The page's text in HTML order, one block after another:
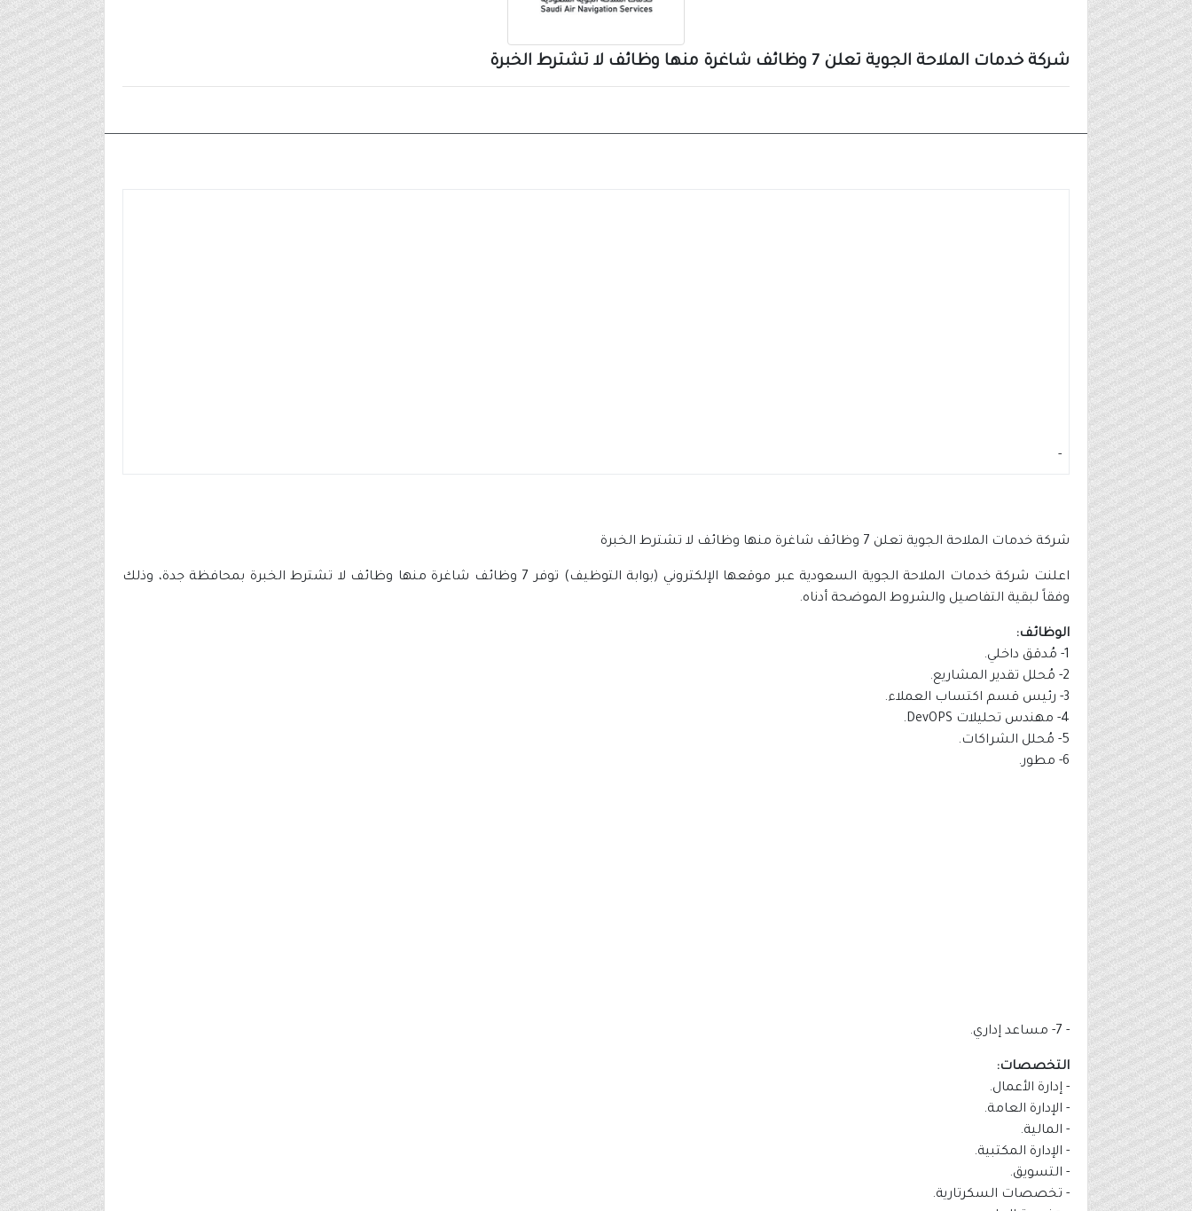
شركة خدمات الملاحة الجوية تعلن 7 وظائف شاغرة منها وظائف لا تشترط الخبرة
-
شركة خدمات الملاحة الجوية تعلن 7 وظائف شاغرة منها وظائف لا تشترط الخبرة
اعلنت شركة خدمات الملاحة الجوية السعودية عبر موقعها الإلكتروني (بوابة التوظيف) توفر 7 وظائف شاغرة منها وظائف لا تشترط الخبرة بمحافظة جدة، وذلك
وفقاً لبقية التفاصيل والشروط الموضحة أدناه.
الوظائف:
1- مُدقق داخلي.
2- مُحلل تقدير المشاريع.
3- رئيس قسم اكتساب العملاء.
4- مهندس تحليلات DevOPS.
5- مُحلل الشراكات.
6- مطور.
- 7- مساعد إداري.
التخصصات:
- إدارة الأعمال.
- الإدارة العامة.
- المالية.
- الإدارة المكتبية.
- التسويق.
- تخصصات السكرتارية.